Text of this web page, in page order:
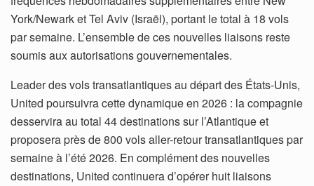
York/Newark et Tel Aviv (Israël), portant le total à 18 vols
par semaine. L’ensemble de ces nouvelles liaisons reste
soumis aux autorisations gouvernementales.
Leader des vols transatlantiques au départ des États-Unis,
United poursuivra cette dynamique en 2026 : la compagnie
desservira au total 44 destinations sur l’Atlantique et
proposera près de 800 vols aller-retour transatlantiques par
semaine à l’été 2026. En complément des nouvelles
destinations, United continuera d’opérer huit liaisons